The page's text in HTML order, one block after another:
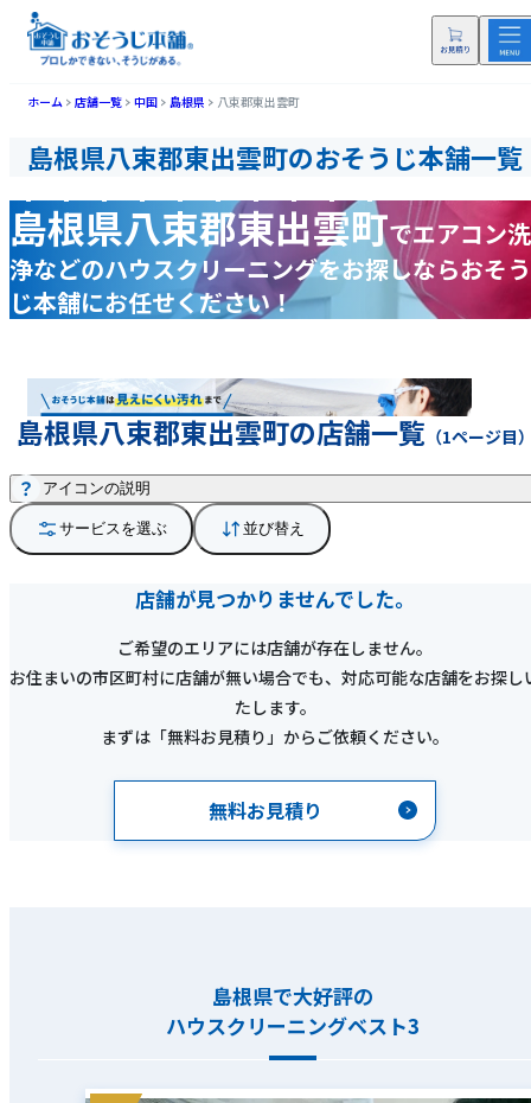
ホーム 店舗一覧 中国 島根県 八束郡東出雲町
島根県八束郡東出雲町のおそうじ本舗一覧
島根県八束郡東出雲町でエアコン洗
浄などのハウスクリーニングをお探しならおそう
じ本舗にお任せください！
島根県八束郡東出雲町の店舗一覧 （1ページ目
サービスを選ぶ 並び替え
アイコンの説明
店舗が見つかりませんでした。
ご希望のエリアには店舗が存在しません。
お住まいの市区町村に店舗が無い場合でも、対応可能な店舗をお探し
たします。
まずは「無料お見積り」からご依頼ください。
無料お見積り
島根県で大好評の
ハウスクリーニングベスト3